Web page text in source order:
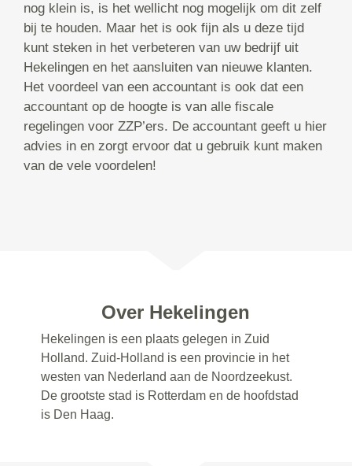
nog klein is, is het wellicht nog mogelijk om dit zelf
bij te houden. Maar het is ook fijn als u deze tijd
kunt steken in het verbeteren van uw bedrijf uit
Hekelingen en het aansluiten van nieuwe klanten.
Het voordeel van een accountant is ook dat een
accountant op de hoogte is van alle fiscale
regelingen voor ZZP’ers. De accountant geeft u hier
advies in en zorgt ervoor dat u gebruik kunt maken
van de vele voordelen!
Over Hekelingen
Hekelingen is een plaats gelegen in Zuid
Holland. Zuid-Holland is een provincie in het
westen van Nederland aan de Noordzeekust.
De grootste stad is Rotterdam en de hoofdstad
is Den Haag.